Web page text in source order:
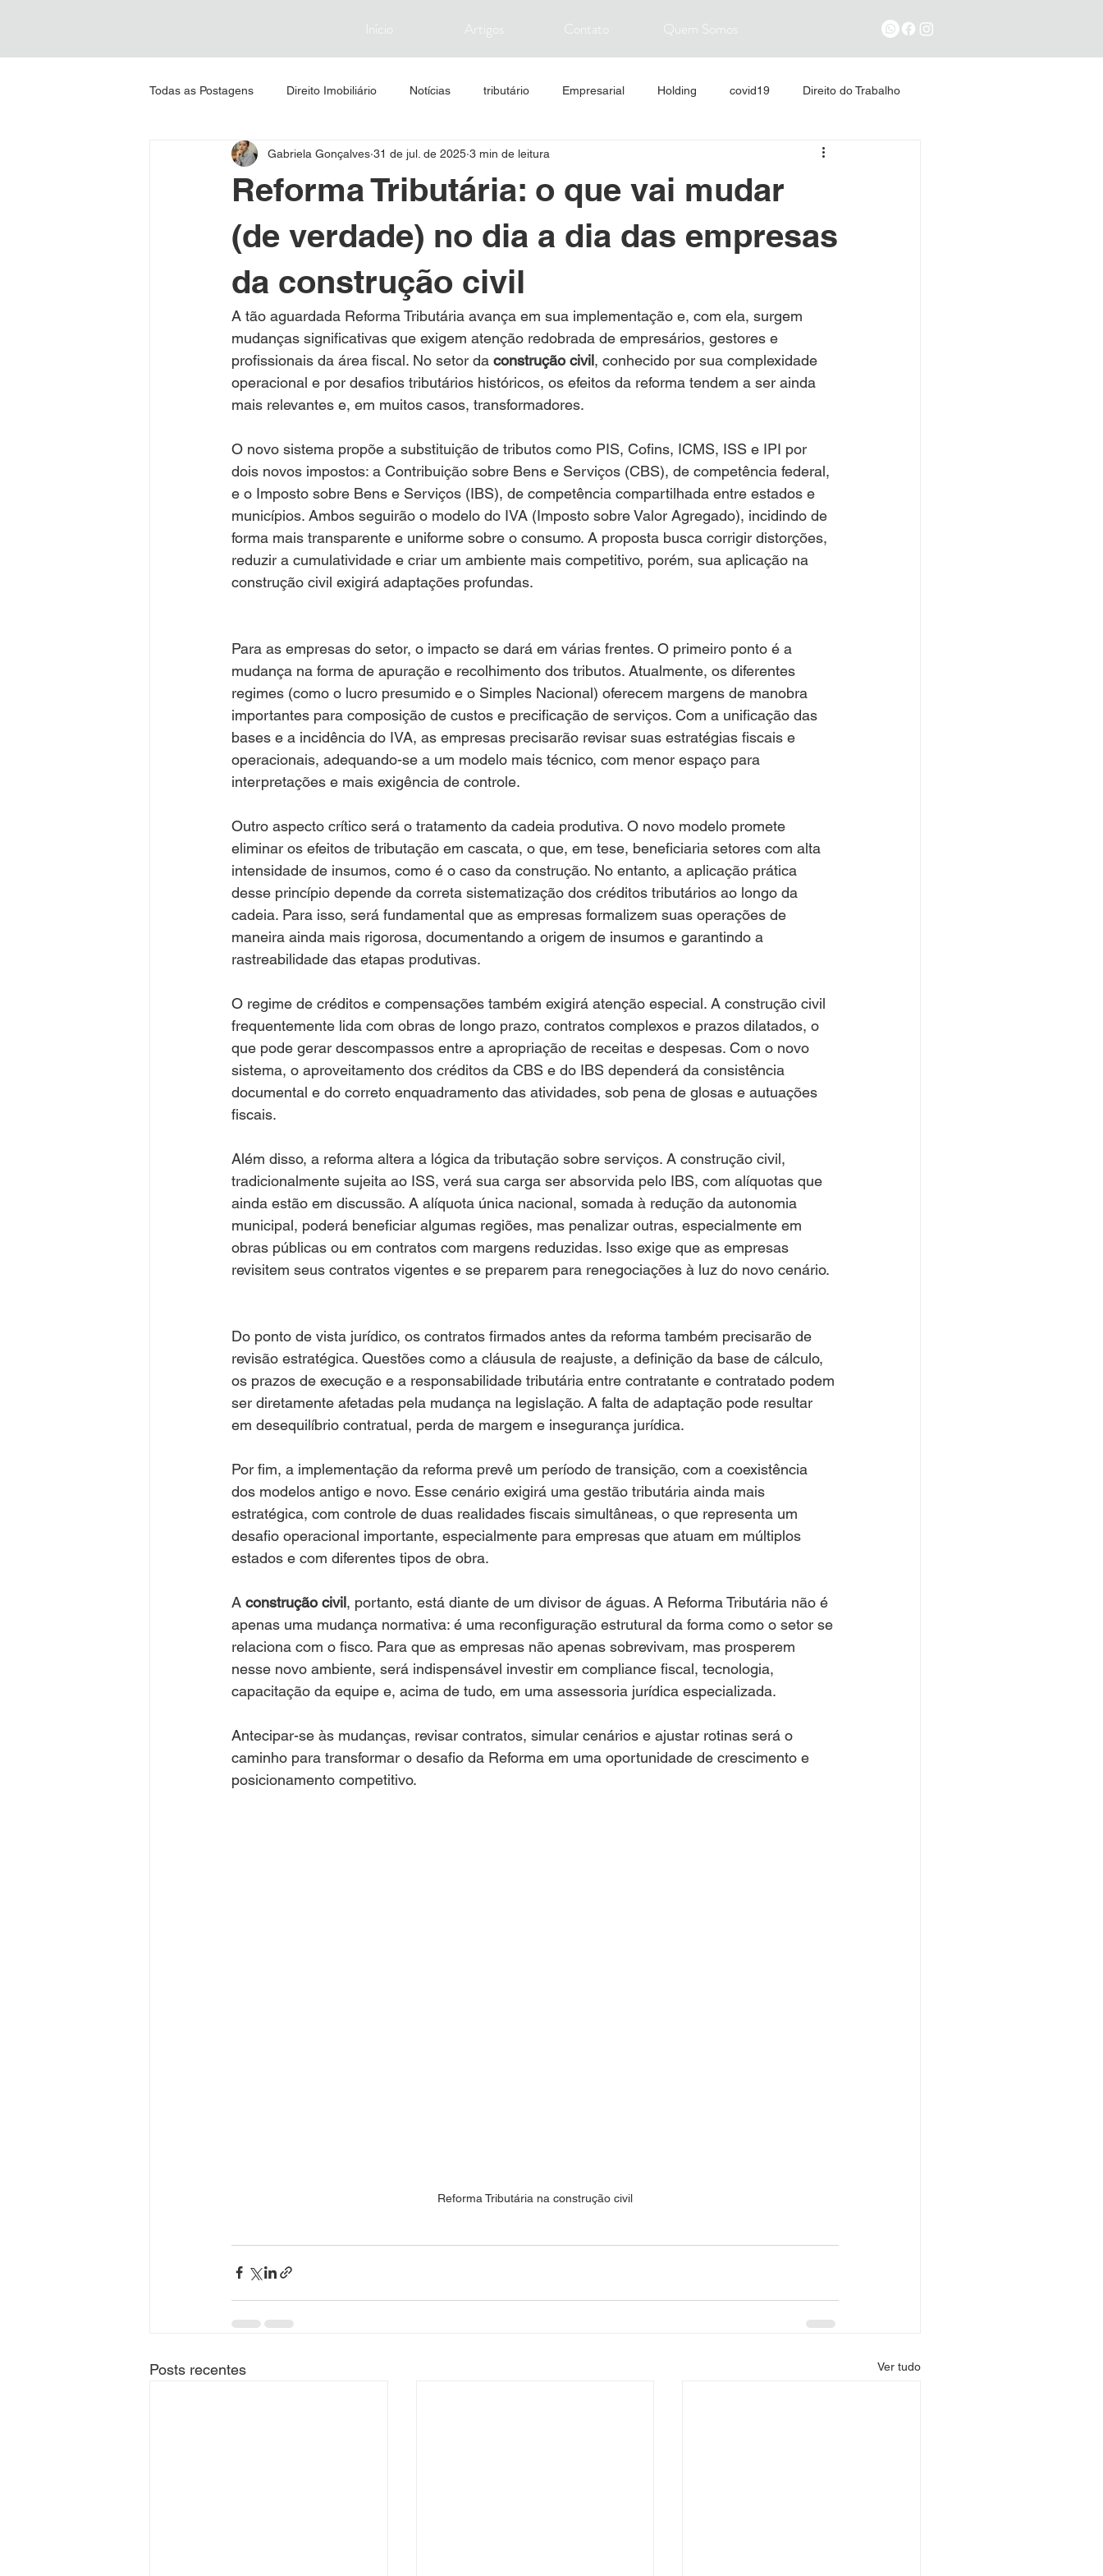
Início Artigos Contato Quem Somos
Todas as Postagens Direito Imobiliário Notícias tributário Empresarial Holding covid19 Direito do Trabalho
previdenciário Direito Penal Imposto Mercado financeiro
Reforma Tributária: o que vai mudar
(de verdade) no dia a dia das empresas
da construção civil
Gabriela Gonçalves 31 de jul. de 2025 3 min de leitura
A tão aguardada Reforma Tributária avança em sua implementação e, com ela, surgem
mudanças significativas que exigem atenção redobrada de empresários, gestores e
profissionais da área fiscal. No setor da construção civil, conhecido por sua complexidade
operacional e por desafios tributários históricos, os efeitos da reforma tendem a ser ainda
mais relevantes e, em muitos casos, transformadores.
O novo sistema propõe a substituição de tributos como PIS, Cofins, ICMS, ISS e IPI por
dois novos impostos: a Contribuição sobre Bens e Serviços (CBS), de competência federal,
e o Imposto sobre Bens e Serviços (IBS), de competência compartilhada entre estados e
municípios. Ambos seguirão o modelo do IVA (Imposto sobre Valor Agregado), incidindo de
forma mais transparente e uniforme sobre o consumo. A proposta busca corrigir distorções,
reduzir a cumulatividade e criar um ambiente mais competitivo, porém, sua aplicação na
construção civil exigirá adaptações profundas.
Para as empresas do setor, o impacto se dará em várias frentes. O primeiro ponto é a
mudança na forma de apuração e recolhimento dos tributos. Atualmente, os diferentes
regimes (como o lucro presumido e o Simples Nacional) oferecem margens de manobra
importantes para composição de custos e precificação de serviços. Com a unificação das
bases e a incidência do IVA, as empresas precisarão revisar suas estratégias fiscais e
operacionais, adequando-se a um modelo mais técnico, com menor espaço para
interpretações e mais exigência de controle.
Outro aspecto crítico será o tratamento da cadeia produtiva. O novo modelo promete
eliminar os efeitos de tributação em cascata, o que, em tese, beneficiaria setores com alta
intensidade de insumos, como é o caso da construção. No entanto, a aplicação prática
desse princípio depende da correta sistematização dos créditos tributários ao longo da
cadeia. Para isso, será fundamental que as empresas formalizem suas operações de
maneira ainda mais rigorosa, documentando a origem de insumos e garantindo a
rastreabilidade das etapas produtivas.
O regime de créditos e compensações também exigirá atenção especial. A construção civil
frequentemente lida com obras de longo prazo, contratos complexos e prazos dilatados, o
que pode gerar descompassos entre a apropriação de receitas e despesas. Com o novo
sistema, o aproveitamento dos créditos da CBS e do IBS dependerá da consistência
documental e do correto enquadramento das atividades, sob pena de glosas e autuações
fiscais.
Além disso, a reforma altera a lógica da tributação sobre serviços. A construção civil,
tradicionalmente sujeita ao ISS, verá sua carga ser absorvida pelo IBS, com alíquotas que
ainda estão em discussão. A alíquota única nacional, somada à redução da autonomia
municipal, poderá beneficiar algumas regiões, mas penalizar outras, especialmente em
obras públicas ou em contratos com margens reduzidas. Isso exige que as empresas
revisitem seus contratos vigentes e se preparem para renegociações à luz do novo cenário.
Do ponto de vista jurídico, os contratos firmados antes da reforma também precisarão de
revisão estratégica. Questões como a cláusula de reajuste, a definição da base de cálculo,
os prazos de execução e a responsabilidade tributária entre contratante e contratado podem
ser diretamente afetadas pela mudança na legislação. A falta de adaptação pode resultar
em desequilíbrio contratual, perda de margem e insegurança jurídica.
Por fim, a implementação da reforma prevê um período de transição, com a coexistência
dos modelos antigo e novo. Esse cenário exigirá uma gestão tributária ainda mais
estratégica, com controle de duas realidades fiscais simultâneas, o que representa um
desafio operacional importante, especialmente para empresas que atuam em múltiplos
estados e com diferentes tipos de obra.
A construção civil, portanto, está diante de um divisor de águas. A Reforma Tributária não é
apenas uma mudança normativa: é uma reconfiguração estrutural da forma como o setor se
relaciona com o fisco. Para que as empresas não apenas sobrevivam, mas prosperem
nesse novo ambiente, será indispensável investir em compliance fiscal, tecnologia,
capacitação da equipe e, acima de tudo, em uma assessoria jurídica especializada.
Antecipar-se às mudanças, revisar contratos, simular cenários e ajustar rotinas será o
caminho para transformar o desafio da Reforma em uma oportunidade de crescimento e
posicionamento competitivo.
Reforma Tributária na construção civil
Posts recentes Ver tudo